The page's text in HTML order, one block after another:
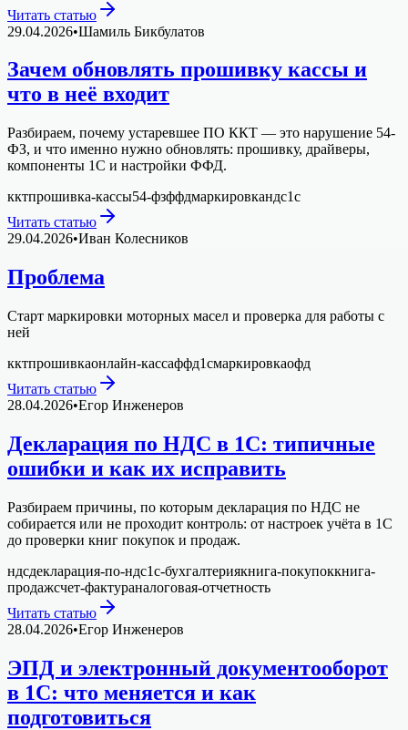
Читать статью
29.04.2026•Шамиль Бикбулатов
Зачем обновлять прошивку кассы и
что в неё входит
Разбираем, почему устаревшее ПО ККТ — это нарушение 54-
ФЗ, и что именно нужно обновлять: прошивку, драйверы,
компоненты 1С и настройки ФФД.
кктпрошивка-кассы54-фзффдмаркировкандс1с
Читать статью
29.04.2026•Иван Колесников
Проблема
Старт маркировки моторных масел и проверка для работы с
ней
кктпрошивкаонлайн-кассаффд1смаркировкаофд
Читать статью
28.04.2026•Егор Инженеров
Декларация по НДС в 1С: типичные
ошибки и как их исправить
Разбираем причины, по которым декларация по НДС не
собирается или не проходит контроль: от настроек учёта в 1С
до проверки книг покупок и продаж.
ндсдекларация-по-ндс1с-бухгалтериякнига-покупоккнига-
продажсчет-фактураналоговая-отчетность
Читать статью
28.04.2026•Егор Инженеров
ЭПД и электронный документооборот
в 1С: что меняется и как
подготовиться